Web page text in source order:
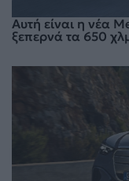
Αυτή είναι η νέα
ξεπερνά τα 650